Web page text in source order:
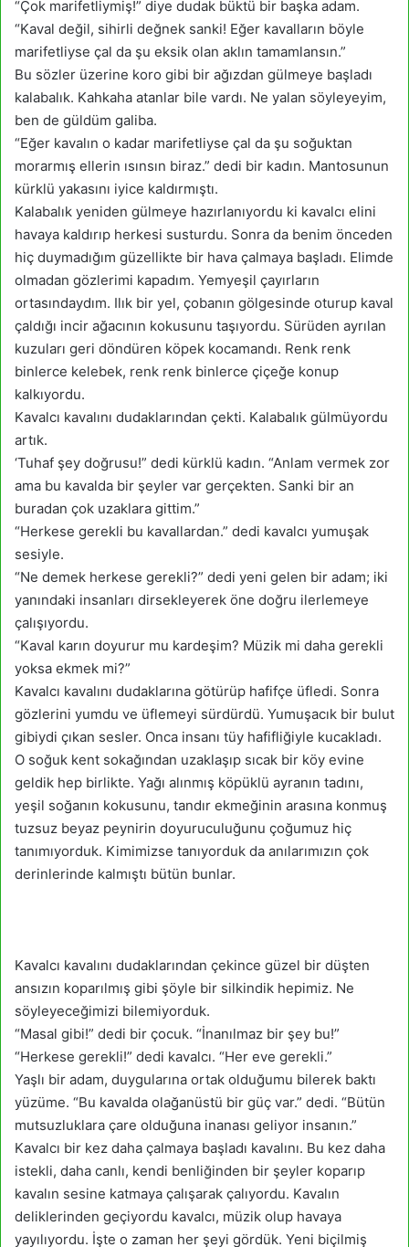
“Çok marifetliymiş!” diye dudak büktü bir başka adam.
“Kaval değil, sihirli değnek sanki! Eğer kavalların böyle
marifetliyse çal da şu eksik olan aklın tamamlansın.”
Bu sözler üzerine koro gibi bir ağızdan gülmeye başladı
kalabalık. Kahkaha atanlar bile vardı. Ne yalan söyleyeyim,
ben de güldüm galiba.
“Eğer kavalın o kadar marifetliyse çal da şu soğuktan
morarmış ellerin ısınsın biraz.” dedi bir kadın. Mantosunun
kürklü yakasını iyice kaldırmıştı.
Kalabalık yeniden gülmeye hazırlanıyordu ki kavalcı elini
havaya kaldırıp herkesi susturdu. Sonra da benim önceden
hiç duymadığım güzellikte bir hava çalmaya başladı. Elimde
olmadan gözlerimi kapadım. Yemyeşil çayırların
ortasındaydım. Ilık bir yel, çobanın gölgesinde oturup kaval
çaldığı incir ağacının kokusunu taşıyordu. Sürüden ayrılan
kuzuları geri döndüren köpek kocamandı. Renk renk
binlerce kelebek, renk renk binlerce çiçeğe konup
kalkıyordu.
Kavalcı kavalını dudaklarından çekti. Kalabalık gülmüyordu
artık.
‘Tuhaf şey doğrusu!” dedi kürklü kadın. “Anlam vermek zor
ama bu kavalda bir şeyler var gerçekten. Sanki bir an
buradan çok uzaklara gittim.”
“Herkese gerekli bu kavallardan.” dedi kavalcı yumuşak
sesiyle.
“Ne demek herkese gerekli?” dedi yeni gelen bir adam; iki
yanındaki insanları dirsekleyerek öne doğru ilerlemeye
çalışıyordu.
“Kaval karın doyurur mu kardeşim? Müzik mi daha gerekli
yoksa ekmek mi?”
Kavalcı kavalını dudaklarına götürüp hafifçe üfledi. Sonra
gözlerini yumdu ve üflemeyi sürdürdü. Yumuşacık bir bulut
gibiydi çıkan sesler. Onca insanı tüy hafifliğiyle kucakladı.
O soğuk kent sokağından uzaklaşıp sıcak bir köy evine
geldik hep birlikte. Yağı alınmış köpüklü ayranın tadını,
yeşil soğanın kokusunu, tandır ekmeğinin arasına konmuş
tuzsuz beyaz peynirin doyuruculuğunu çoğumuz hiç
tanımıyorduk. Kimimizse tanıyorduk da anılarımızın çok
derinlerinde kalmıştı bütün bunlar.
Kavalcı kavalını dudaklarından çekince güzel bir düşten
ansızın koparılmış gibi şöyle bir silkindik hepimiz. Ne
söyleyeceğimizi bilemiyorduk.
“Masal gibi!” dedi bir çocuk. “İnanılmaz bir şey bu!”
“Herkese gerekli!” dedi kavalcı. “Her eve gerekli.”
Yaşlı bir adam, duygularına ortak olduğumu bilerek baktı
yüzüme. “Bu kavalda olağanüstü bir güç var.” dedi. “Bütün
mutsuzluklara çare olduğuna inanası geliyor insanın.”
Kavalcı bir kez daha çalmaya başladı kavalını. Bu kez daha
istekli, daha canlı, kendi benliğinden bir şeyler koparıp
kavalın sesine katmaya çalışarak çalıyordu. Kavalın
deliklerinden geçiyordu kavalcı, müzik olup havaya
yayılıyordu. İşte o zaman her şeyi gördük. Yeni biçilmiş